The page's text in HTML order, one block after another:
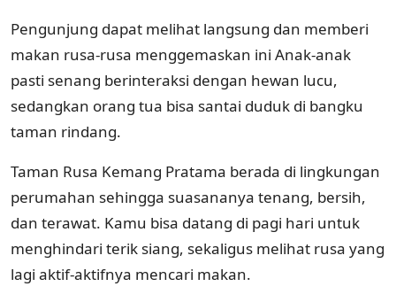
Pengunjung dapat melihat langsung dan memberi
makan rusa-rusa menggemaskan ini Anak-anak
pasti senang berinteraksi dengan hewan lucu,
sedangkan orang tua bisa santai duduk di bangku
taman rindang.
Taman Rusa Kemang Pratama berada di lingkungan
perumahan sehingga suasananya tenang, bersih,
dan terawat. Kamu bisa datang di pagi hari untuk
menghindari terik siang, sekaligus melihat rusa yang
lagi aktif-aktifnya mencari makan.